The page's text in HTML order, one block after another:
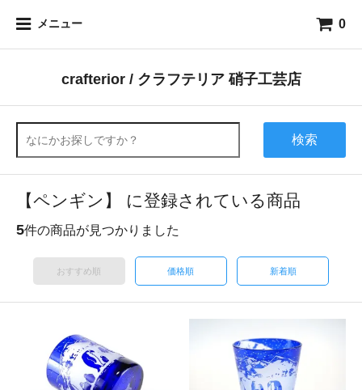
メニュー 0
crafterior / クラフテリア 硝子工芸店
検索
【ペンギン】 に登録されている商品
5件の商品が見つかりました
おすすめ順 価格順 新着順